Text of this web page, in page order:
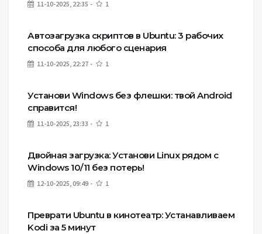
11-10-2025, 22:35 1
Автозагрузка скриптов в Ubuntu: 3 рабочих
способа для любого сценария
11-10-2025, 22:27 1
Установи Windows без флешки: твой Android
справится!
11-10-2025, 23:33 1
Двойная загрузка: Установи Linux рядом с
Windows 10/11 без потерь!
12-10-2025, 09:49 1
Преврати Ubuntu в кинотеатр: Устанавливаем
Kodi за 5 минут